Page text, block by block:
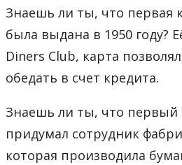
Знаешь ли ты, что первая
была выдана в 1950 году?
Diners Club, карта
обедать в счет кредита.
Знаешь ли ты, что первый
придумал сотрудник
которая производила